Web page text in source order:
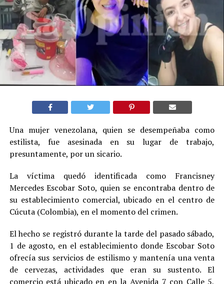
Una mujer venezolana, quien se desempeñaba como
estilista, fue asesinada en su lugar de trabajo,
presuntamente, por un sicario.
La víctima quedó identificada como Francisney
Mercedes Escobar Soto, quien se encontraba dentro de
su establecimiento comercial, ubicado en el centro de
Cúcuta (Colombia), en el momento del crimen.
El hecho se registró durante la tarde del pasado sábado,
1 de agosto, en el establecimiento donde Escobar Soto
ofrecía sus servicios de estilismo y mantenía una venta
de cervezas, actividades que eran su sustento. El
comercio está ubicado en en la Avenida 7 con Calle 5,